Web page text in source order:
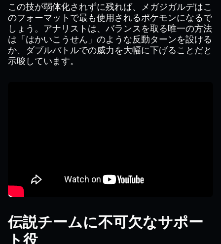
この技が弱体化されずに残れば、メガジガルデはこ
のフォーマットで最も使用されるポケモンになるで
しょう。アナリストは、バランスを取る唯一の方法
は「はかいこうせん」のような反動ターンを設ける
か、ダブルバトルでの威力を大幅に下げることだと
示唆しています。
伝説チームに不可欠なサポー
ト役